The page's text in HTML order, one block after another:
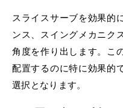
スライスサーブを効果的
ンス、スイングメカニク
角度を作り出します。こ
配置するのに特に効果的
選択となります。